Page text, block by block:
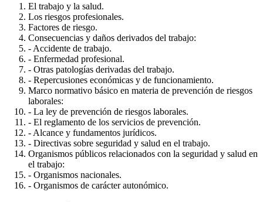
El trabajo y la salud.
Los riesgos profesionales.
Factores de riesgo.
Consecuencias y daños derivados del trabajo:
- Accidente de trabajo.
- Enfermedad profesional.
- Otras patologías derivadas del trabajo.
- Repercusiones económicas y de funcionamiento.
Marco normativo básico en materia de prevención de riesgos
laborales:
- La ley de prevención de riesgos laborales.
- El reglamento de los servicios de prevención.
- Alcance y fundamentos jurídicos.
- Directivas sobre seguridad y salud en el trabajo.
Organismos públicos relacionados con la seguridad y salud en
el trabajo:
- Organismos nacionales.
- Organismos de carácter autonómico.